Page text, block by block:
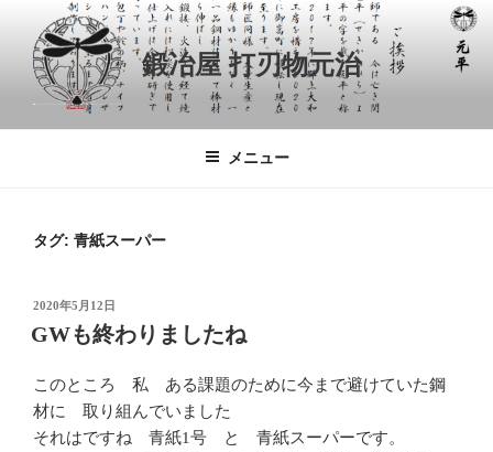
鍛冶屋 打刃物元治
メニュー
タグ: 青紙スーパー
投
日:
2020年5月12日
GWも終わりましたね
このところ 私 ある課題のために今まで避けていた鋼
材に 取り組んでいました
それはですね 青紙1号 と 青紙スーパーです。